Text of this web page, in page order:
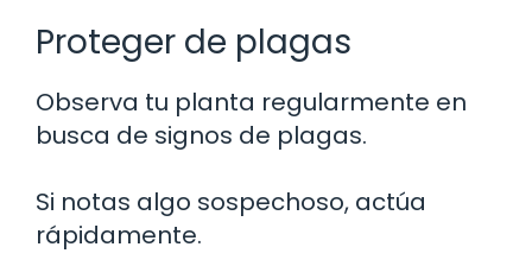
Proteger de plagas
Observa tu planta regularmente en
busca de signos de plagas.
Si notas algo sospechoso, actúa
rápidamente.